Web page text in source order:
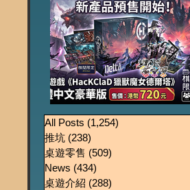
《HacKClaD獵獸魔女
德爾塔》繁體中文豪
華版開放預售
All Posts (1,254)
推坑 (238)
桌遊零售 (509)
News (434)
桌遊介紹 (288)